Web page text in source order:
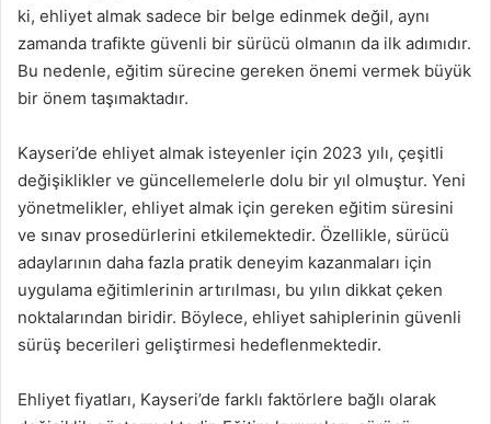
ki, ehliyet almak sadece bir belge edinmek değil, aynı
zamanda trafikte güvenli bir sürücü olmanın da ilk adımıdır.
Bu nedenle, eğitim sürecine gereken önemi vermek büyük
bir önem taşımaktadır.
Kayseri’de ehliyet almak isteyenler için 2023 yılı, çeşitli
değişiklikler ve güncellemelerle dolu bir yıl olmuştur. Yeni
yönetmelikler, ehliyet almak için gereken eğitim süresini
ve sınav prosedürlerini etkilemektedir. Özellikle, sürücü
adaylarının daha fazla pratik deneyim kazanmaları için
uygulama eğitimlerinin artırılması, bu yılın dikkat çeken
noktalarından biridir. Böylece, ehliyet sahiplerinin güvenli
sürüş becerileri geliştirmesi hedeflenmektedir.
Ehliyet fiyatları, Kayseri’de farklı faktörlere bağlı olarak